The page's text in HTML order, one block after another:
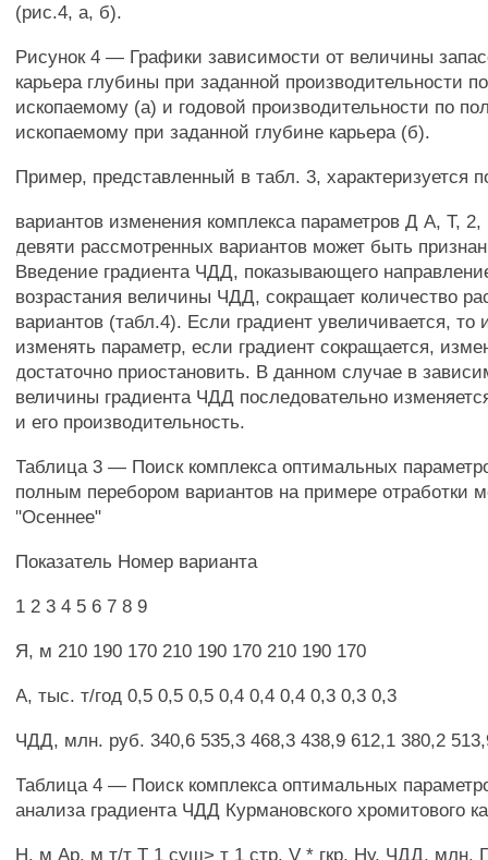
(рис.4, а, б).
Рисунок 4 — Графики зависимости от величины
карьера глубины при заданной производительности
ископаемому (а) и годовой производительности по
ископаемому при заданной глубине карьера (б).
Пример, представленный в табл. 3, характеризуется
вариантов изменения комплекса параметров Д А, Т,
девяти рассмотренных вариантов может быть
Введение градиента ЧДД, показывающего
возрастания величины ЧДД, сокращает количество
вариантов (табл.4). Если градиент увеличивается,
изменять параметр, если градиент сокращается,
достаточно приостановить. В данном случае в
величины градиента ЧДД последовательно
и его производительность.
Таблица 3 — Поиск комплекса оптимальных
полным перебором вариантов на примере отработки
"Осеннее"
Показатель Номер варианта
1 2 3 4 5 6 7 8 9
Я, м 210 190 170 210 190 170 210 190 170
А, тыс. т/год 0,5 0,5 0,5 0,4 0,4 0,4 0,3 0,3 0,3
ЧДД, млн. руб. 340,6 535,3 468,3 438,9 612,1 380,2
Таблица 4 — Поиск комплекса оптимальных
анализа градиента ЧДД Курмановского хромитового
Н, м Ар, м т/т Т 1 суш> т 1 стр, V * гкр, Ну, ЧДД, млн.